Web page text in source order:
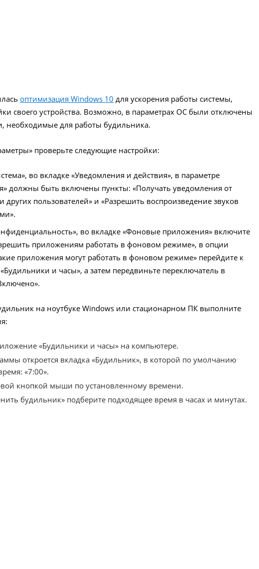
оптимизация Windows 10 для ускорения работы системы,
своего устройства. Возможно, в параметрах ОС были отключены
необходимые для работы будильника.
проверьте следующие настройки:
во вкладке «Уведомления и действия», в параметре
должны быть включены пункты: «Получать уведомления от
пользователей» и «Разрешить воспроизведение звуков
во вкладке «Фоновые приложения» включите
приложениям работать в фоновом режиме», в опции
приложения могут работать в фоновом режиме» перейдите к
и часы», а затем передвиньте переключатель в
на ноутбуке Windows или стационарном ПК выполните
«Будильники и часы» на компьютере.
откроется вкладка «Будильник», в которой по умолчанию
«7:00».
кнопкой мыши по установленному времени.
будильник» подберите подходящее время в часах и минутах.